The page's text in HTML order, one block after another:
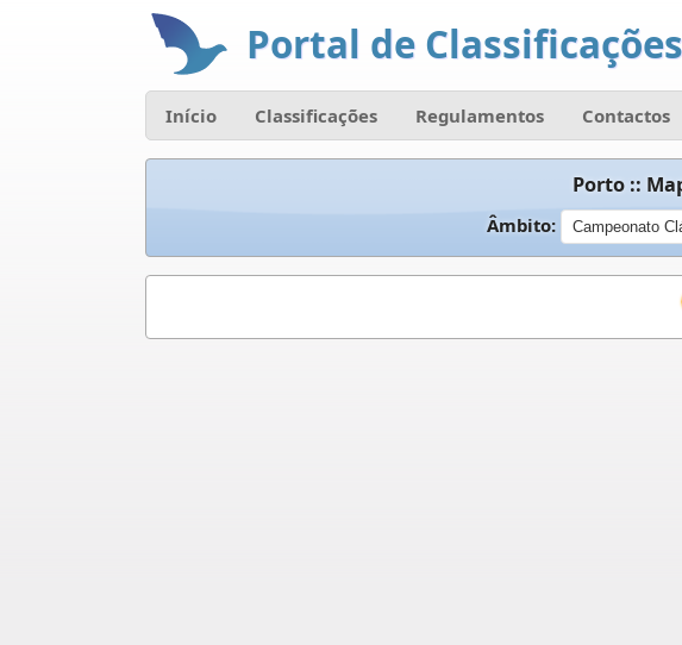
Portal de
Início Classificações Regulamentos Contactos
Porto ::
Âmbito: